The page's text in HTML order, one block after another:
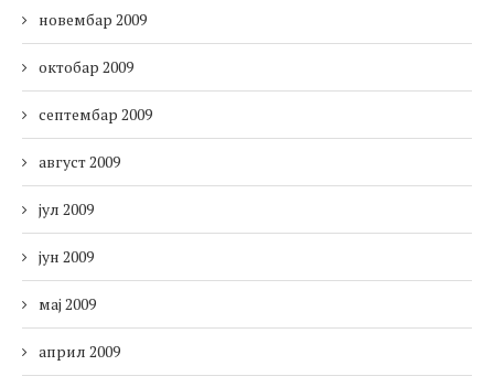
новембар 2009
октобар 2009
септембар 2009
август 2009
јул 2009
јун 2009
мај 2009
април 2009